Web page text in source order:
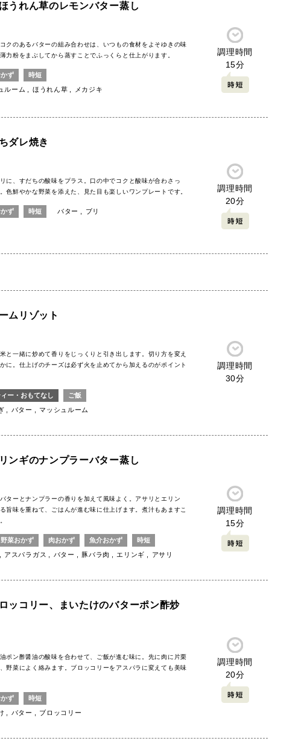
うれん草のレモンバター蒸し
クのあるバターの組み合わせは、いつもの食材をよそゆきの味
力粉をまぶしてから蒸すことでふっくらと仕上がります。
ず
時短
ルーム ほうれん草 メカジキ
調理時間
15分
ダレ焼き
に、すだちの酸味をプラス。口の中でコクと酸味が合わさっ
色鮮やかな野菜を添えた、見た目も楽しいワンプレートです。
ず 時短 バター ブリ
調理時間
20分
ムリゾット
と一緒に炒めて香りをじっくりと引き出します。切り方を変え
に。仕上げのチーズは必ず火を止めてから加えるのがポイント
ー・おもてなし
ご飯
バター マッシュルーム
調理時間
30分
ンギのナンプラーバター蒸し
ターとナンプラーの香りを加えて風味よく。アサリとエリン
旨味を重ねて、ごはんが進む味に仕上げます。煮汁もあますこ
野菜おかず 肉おかず 魚介おかず
時短
アスパラガス バター 豚バラ肉 エリンギ アサリ
調理時間
15分
ッコリー、まいたけのバターポン酢炒
ポン酢醤油の酸味を合わせて、ご飯が進む味に。先に肉に片栗
野菜によく絡みます。ブロッコリーをアスパラに変えても美味
ず
時短
バター ブロッコリー
調理時間
20分